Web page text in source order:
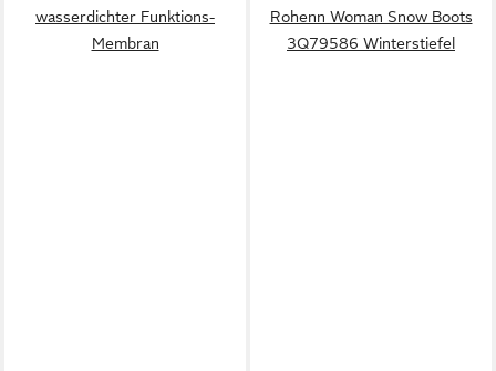
wasserdichter Funktions-
Membran
Rohenn Woman Snow Boots
3Q79586 Winterstiefel